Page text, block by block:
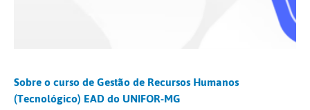
Sobre o curso de Gestão de Recursos Humanos
(Tecnológico) EAD do UNIFOR-MG